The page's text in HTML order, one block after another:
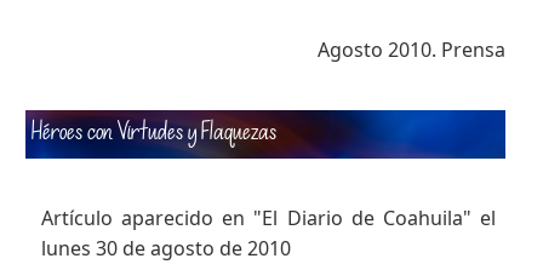
Agosto 2010. Prensa
Héroes con Virtudes y Flaquezas
Artículo aparecido en "El Diario de Coahuila" el
lunes 30 de agosto de 2010